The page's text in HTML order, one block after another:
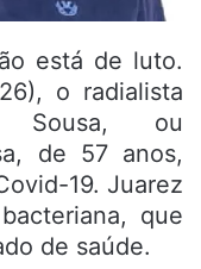
está de luto.
o radialista
Sousa, ou
de 57 anos,
19. Juarez
que
de saúde.